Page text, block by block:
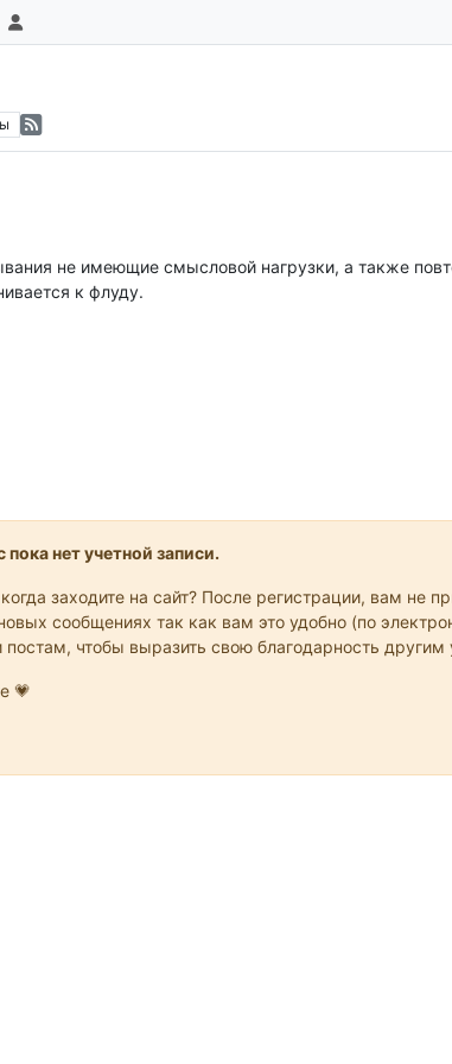
не имеющие смысловой нагрузки, а также
к флуду.
нет учетной записи.
заходите на сайт? После регистрации, вам не
сообщениях так как вам это удобно (по
чтобы выразить свою благодарность
💗